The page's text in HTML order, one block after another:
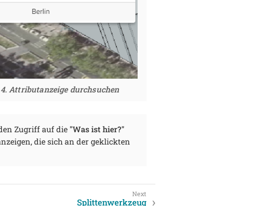
Attributanzeige durchsuchen
Zugriff auf die "Was ist hier?"
die sich an der geklickten
Splittenwerkzeug